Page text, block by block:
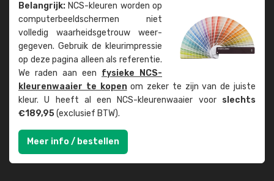
Belangrijk: NCS-kleuren worden op
computer­beeld­schermen niet
volledig waarheids­­getrouw weer­
gegeven. Gebruik de kleur­impressie
op deze pagina alleen als referentie.
We raden aan een fysieke NCS-
kleuren­waaier te kopenom zeker te zijn van de juiste
kleur. U heeft al een NCS-kleuren­waaier voor slechts
€189,95(exclusief BTW).
Meer info / bestellen